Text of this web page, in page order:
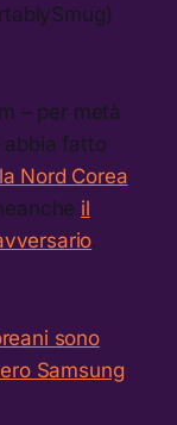
– per metà
abbia fatto
Nord Corea
il
.
sono
Samsung